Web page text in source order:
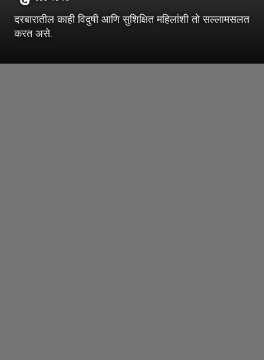
दरबारातील काही विदुषी आणि सुशिक्षित महिलांशी तो सल्लामसलत
करत असे.